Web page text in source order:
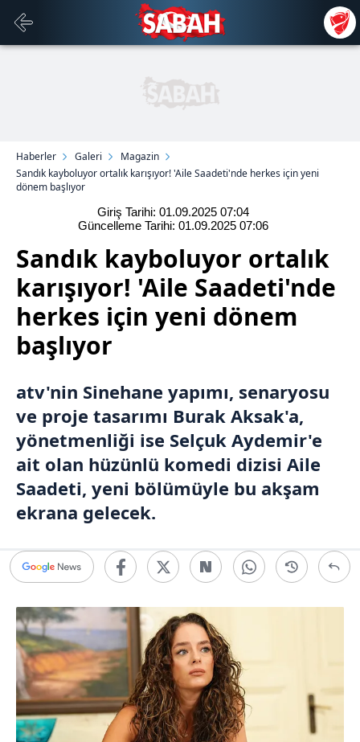
Haberler Galeri
Magazin
Sandık kayboluyor ortalık karışıyor! 'Aile Saadeti'nde herkes için yeni
dönem başlıyor
Giriş Tarihi: 01.09.2025 07:04
Güncelleme Tarihi: 01.09.2025 07:06
Sandık kayboluyor ortalık
karışıyor! 'Aile Saadeti'nde
herkes için yeni dönem
başlıyor
atv'nin Sinehane yapımı, senaryosu
ve proje tasarımı Burak Aksak'a,
yönetmenliği ise Selçuk Aydemir'e
ait olan hüzünlü komedi dizisi Aile
Saadeti, yeni bölümüyle bu akşam
ekrana gelecek.